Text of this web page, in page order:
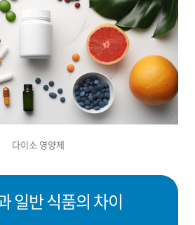
다이소 영양제
일반 식품의 차이